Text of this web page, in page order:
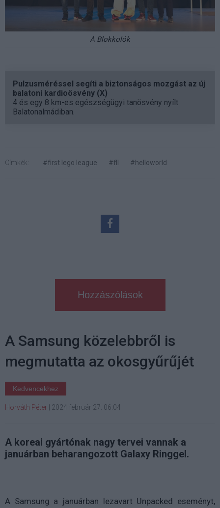
A Blokkolók
Pulzusméréssel segíti a biztonságos mozgást az új
balatoni kardioösvény (X)
4 és egy 8 km-es egészségügyi tanösvény nyílt
Balatonalmádiban.
Címkék: #first lego league #fll #helloworld
Hozzászólások
A Samsung közelebbről is
megmutatta az okosgyűrűjét
Kedvencekhez
Horváth Péter 2024 február 27. 06:04
A koreai gyártónak nagy tervei vannak a
januárban beharangozott Galaxy Ringgel.
A Samsung a januárban lezavart Unpacked eseményt,